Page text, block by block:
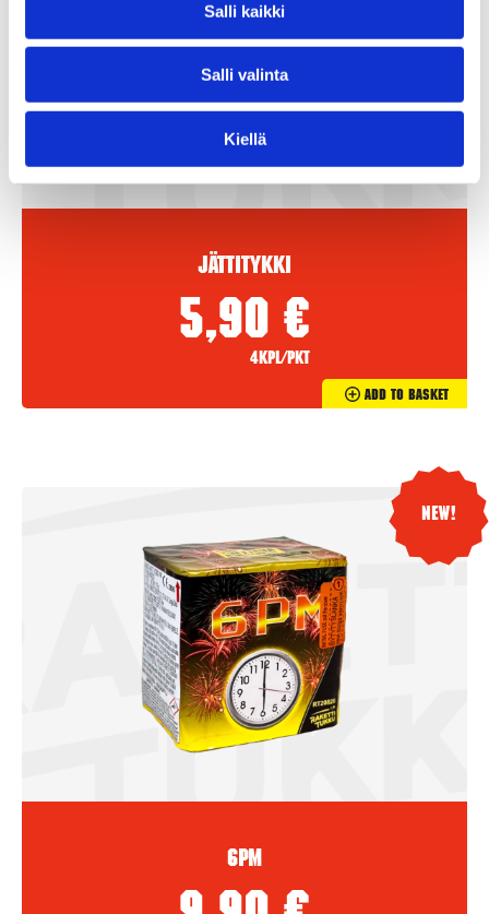
Salli kaikki
Salli valinta
Kiellä
Jättitykki
5,90 €
4kpl/pkt
Add To Basket
New!
6PM